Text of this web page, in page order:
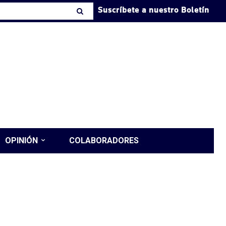
Suscríbete a nuestro Boletín
OPINIÓN COLABORADORES